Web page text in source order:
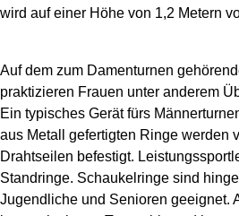
wird auf einer Höhe von 1,2 Metern
Auf dem zum Damenturnen
praktizieren Frauen unter anderem
Ein typisches Gerät fürs
aus Metall gefertigten Ringe werden
Drahtseilen befestigt.
Standringe. Schaukelringe sind
Jugendliche und Senioren geeignet.